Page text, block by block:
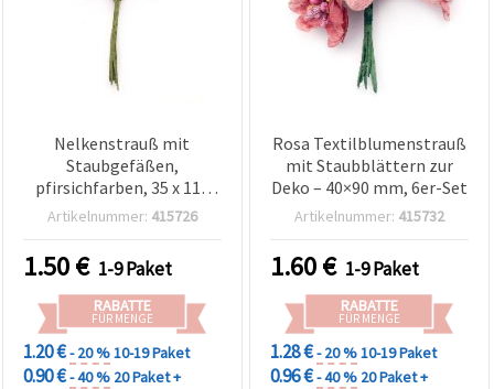
Nelkenstrauß mit
Staubgefäßen,
pfirsichfarben, 35 x 110
mm – 6er-Set
Artikelnummer: 415726
1.50€ 1-9 Paket
RABATTE
FÜR MENGE
1.20 €- 20 %10-19 Paket
0.90 €- 40 % 20 Paket +
Rosa Textilblumenstrauß
mit Staubblättern zur
Deko – 40×90 mm, 6er-Set
Artikelnummer: 415732
1.60€ 1-9 Paket
RABATTE
FÜR MENGE
1.28 €- 20 %10-19 Paket
0.96 €- 40 % 20 Paket +